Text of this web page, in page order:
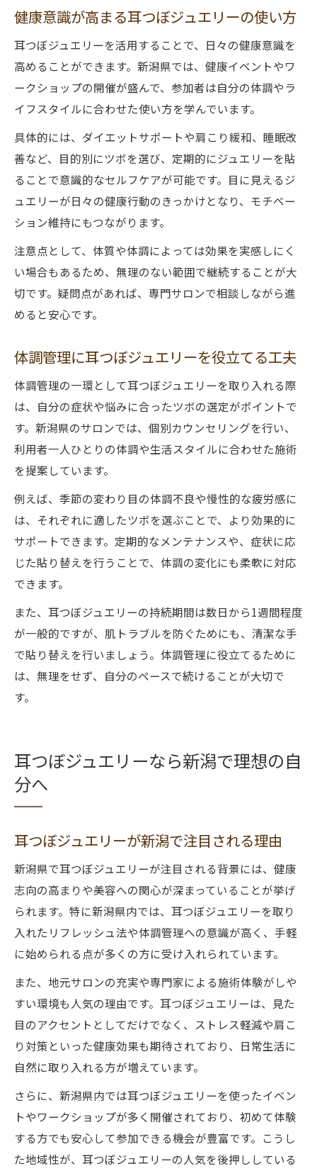
健康意識が高まる耳つぼジュエリーの使い方
耳つぼジュエリーを活用することで、日々の健康意識を
高めることができます。新潟県では、健康イベントやワ
ークショップの開催が盛んで、参加者は自分の体調やラ
イフスタイルに合わせた使い方を学んでいます。
具体的には、ダイエットサポートや肩こり緩和、睡眠改
善など、目的別にツボを選び、定期的にジュエリーを貼
ることで意識的なセルフケアが可能です。目に見えるジ
ュエリーが日々の健康行動のきっかけとなり、モチベー
ション維持にもつながります。
注意点として、体質や体調によっては効果を実感しにく
い場合もあるため、無理のない範囲で継続することが大
切です。疑問点があれば、専門サロンで相談しながら進
めると安心です。
体調管理に耳つぼジュエリーを役立てる工夫
体調管理の一環として耳つぼジュエリーを取り入れる際
は、自分の症状や悩みに合ったツボの選定がポイントで
す。新潟県のサロンでは、個別カウンセリングを行い、
利用者一人ひとりの体調や生活スタイルに合わせた施術
を提案しています。
例えば、季節の変わり目の体調不良や慢性的な疲労感に
は、それぞれに適したツボを選ぶことで、より効果的に
サポートできます。定期的なメンテナンスや、症状に応
じた貼り替えを行うことで、体調の変化にも柔軟に対応
できます。
また、耳つぼジュエリーの持続期間は数日から1週間程度
が一般的ですが、肌トラブルを防ぐためにも、清潔な手
で貼り替えを行いましょう。体調管理に役立てるために
は、無理をせず、自分のペースで続けることが大切で
す。
耳つぼジュエリーなら新潟で理想の自
分へ
耳つぼジュエリーが新潟で注目される理由
新潟県で耳つぼジュエリーが注目される背景には、健康
志向の高まりや美容への関心が深まっていることが挙げ
られます。特に新潟県内では、耳つぼジュエリーを取り
入れたリフレッシュ法や体調管理への意識が高く、手軽
に始められる点が多くの方に受け入れられています。
また、地元サロンの充実や専門家による施術体験がしや
すい環境も人気の理由です。耳つぼジュエリーは、見た
目のアクセントとしてだけでなく、ストレス軽減や肩こ
り対策といった健康効果も期待されており、日常生活に
自然に取り入れる方が増えています。
さらに、新潟県内では耳つぼジュエリーを使ったイベン
トやワークショップが多く開催されており、初めて体験
する方でも安心して参加できる機会が豊富です。こうし
た地域性が、耳つぼジュエリーの人気を後押ししている